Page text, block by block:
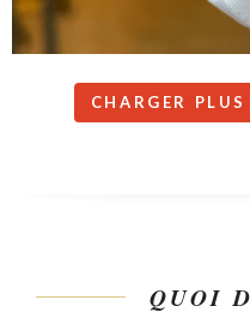
CHARGER PLUS
QUOI